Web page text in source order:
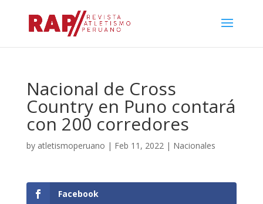
Nacional de Cross
Country en Puno contará
con 200 corredores
by atletismoperuano | Feb 11, 2022| Nacionales
Facebook